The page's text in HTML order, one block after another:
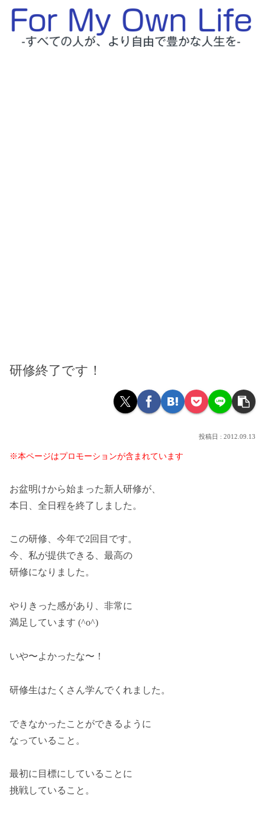
研修終了です！
2012.09.13
※本ページはプロモーションが含まれています
お盆明けから始まった新人研修が、
本日、全日程を終了しました。
この研修、今年で2回目です。
今、私が提供できる、最高の
研修になりました。
やりきった感があり、非常に
満足しています (^o^)
いや〜よかったな〜！
研修生はたくさん学んでくれました。
できなかったことができるように
なっていること。
最初に目標にしていることに
挑戦していること。